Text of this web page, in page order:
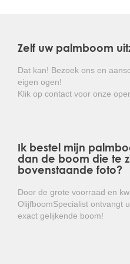
Alle Chinese waaierpalmen
tuincentrumkwaliteit. Deze
opgekweekt in kassen met
Kortom: een zeer sterke
waaiervormige bladeren
vergt!
Zelf uw palmboom
Dat kan! Bezoek ons en
eigen ogen!
Klik op contact voor onze
Ik bestel mijn
dan de boom die te
bovenstaande foto?
Door de grote voorraad en
OlijfboomSpecialist ontvangt
exact gelijkende boom!